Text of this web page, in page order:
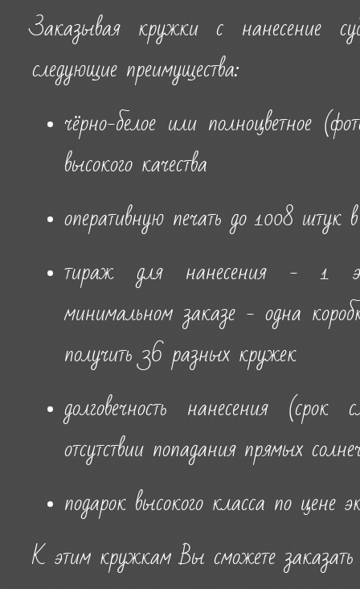
Заказывая кружки с нанесение
следующие преимущества:
чёрно-белое или полноцветное
высокого качества
оперативную печать до 1008 штук
тираж для нанесения - 1
минимальном заказе - одна
получить 36 разных кружек
долговечность нанесения
отсутствии попадания прямых
подарок высокого класса по цене
К этим кружкам Вы сможете